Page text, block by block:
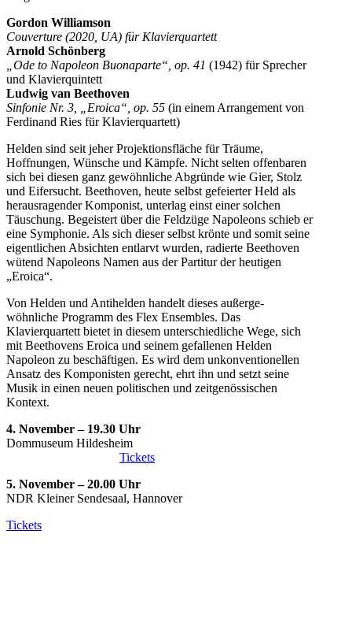
Gordon Williamson
Couverture (2020, UA) für Klavierquartett
Arnold Schönberg
„Ode to Napoleon Buonaparte“, op. 41 (1942) für Sprecher
und Klavierquintett
Ludwig van Beethoven
Sinfonie Nr. 3, „Eroica“, op. 55 (in einem Arrangement von
Ferdinand Ries für Klavierquartett)
Helden sind seit jeher Projektionsfläche für Träume,
Hoffnungen, Wünsche und Kämpfe. Nicht selten offenbaren
sich bei diesen ganz gewöhnliche Abgründe wie Gier, Stolz
und Eifersucht. Beethoven, heute selbst gefeierter Held als
herausragender Komponist, unterlag einst einer solchen
Täuschung. Begeistert über die Feldzüge Napoleons schieb er
eine Symphonie. Als sich dieser selbst krönte und somit seine
eigentlichen Absichten entlarvt wurden, radierte Beethoven
wütend Napoleons Namen aus der Partitur der heutigen
„Eroica“.
Von Helden und Antihelden handelt dieses außerge-
wöhnliche Programm des Flex Ensembles. Das
Klavierquartett bietet in diesem unterschiedliche Wege, sich
mit Beethovens Eroica und seinem gefallenen Helden
Napoleon zu beschäftigen. Es wird dem unkonventionellen
Ansatz des Komponisten gerecht, ehrt ihn und setzt seine
Musik in einen neuen politischen und zeitgenössischen
Kontext.
4. November – 19.30 Uhr
Dommuseum Hildesheim
Tickets
5. November– 20.00 Uhr
NDR Kleiner Sendesaal, Hannover
Tickets